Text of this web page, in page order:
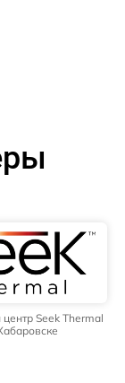
Seek Thermal